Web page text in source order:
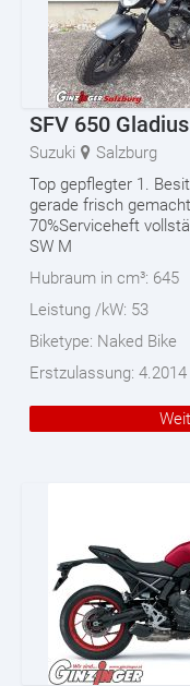
SFV 650 Gladius
Suzuki
Salzburg
Top gepflegter 1.
gerade frisch
70%Serviceheft
SW M
Hubraum in cm³: 645
Leistung /kW: 53
Biketype: Naked Bike
Erstzulassung: 4.2014